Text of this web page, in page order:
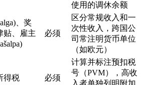
使用的调休余额
、奖
贴、雇主
必须
区分常规收入和一
次性收入，跨国公
司常注明货币单位
（如欧元）
得税 必须
计算并标注预扣税
号（PVM），高收
入者单独列明附加